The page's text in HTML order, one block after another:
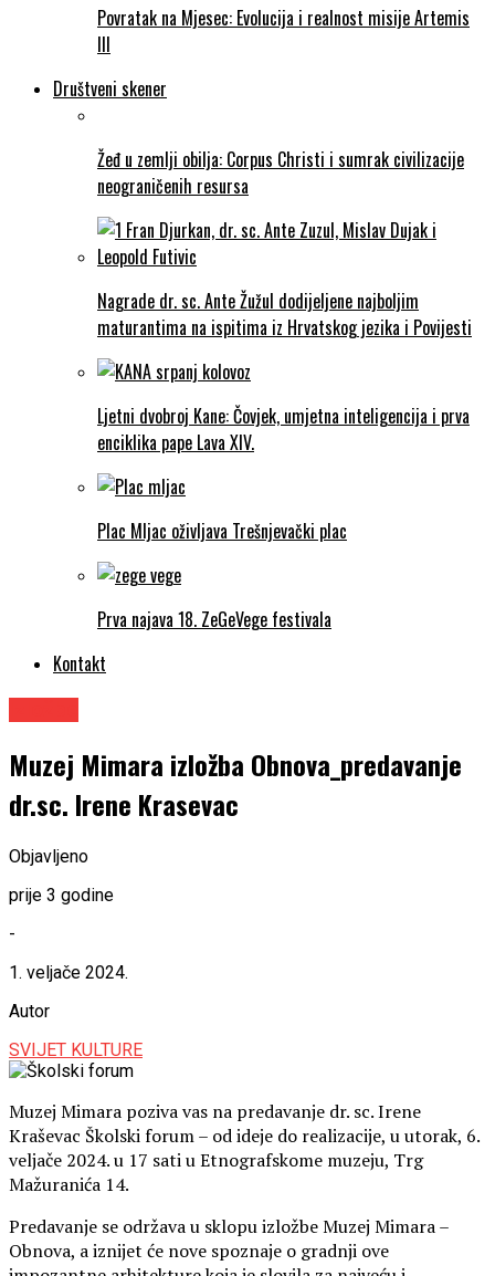
Povratak na Mjesec: Evolucija i realnost misije Artemis
III
Društveni skener
Žeđ u zemlji obilja: Corpus Christi i sumrak civilizacije
neograničenih resursa
Nagrade dr. sc. Ante Žužul dodijeljene najboljim
maturantima na ispitima iz Hrvatskog jezika i Povijesti
Ljetni dvobroj Kane: Čovjek, umjetna inteligencija i prva
enciklika pape Lava XIV.
Plac Mljac oživljava Trešnjevački plac
Prva najava 18. ZeGeVege festivala
Kontakt
Muzej Mimara izložba Obnova_predavanje
dr.sc. Irene Krasevac
Objavljeno
prije 3 godine
-
1. veljače 2024.
Autor
SVIJET KULTURE
Muzej Mimara poziva vas na predavanje dr. sc. Irene
Kraševac Školski forum – od ideje do realizacije, u utorak, 6.
veljače 2024. u 17 sati u Etnografskome muzeju, Trg
Mažuranića 14.
Predavanje se održava u sklopu izložbe Muzej Mimara –
Obnova, a iznijet će nove spoznaje o gradnji ove